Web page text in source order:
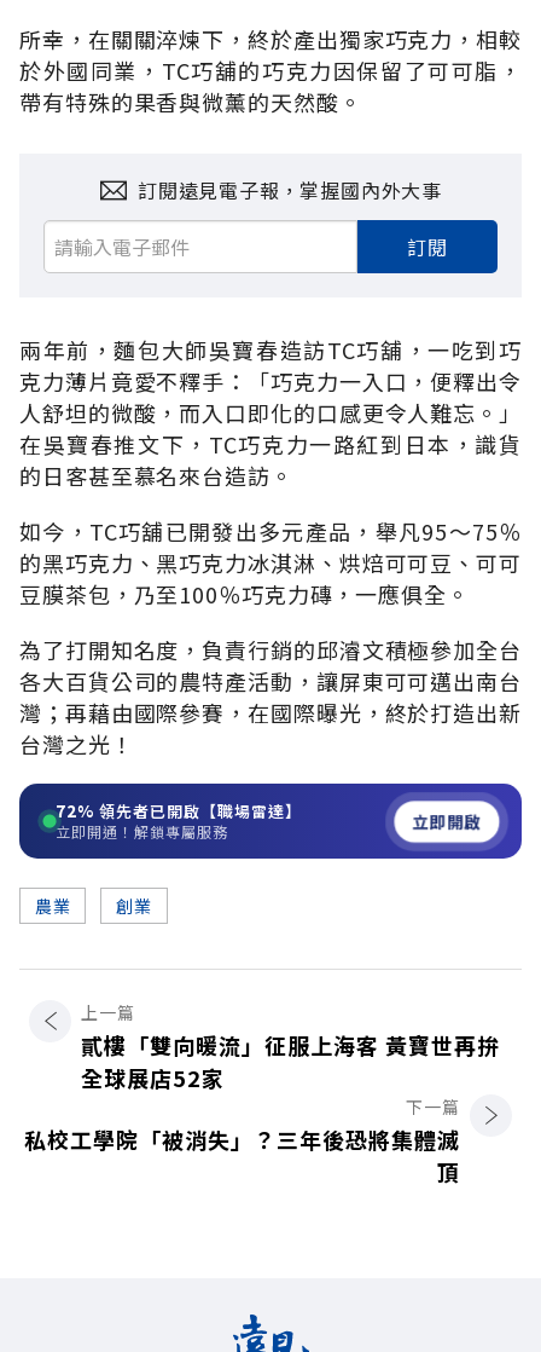
所幸，在關關淬煉下，終於產出獨家巧克力，相較
於外國同業，TC巧舖的巧克力因保留了可可脂，
帶有特殊的果香與微薰的天然酸。
訂閱遠見電子報，掌握國內外大事
訂閱
兩年前，麵包大師吳寶春造訪TC巧舖，一吃到巧
克力薄片竟愛不釋手：「巧克力一入口，便釋出令
人舒坦的微酸，而入口即化的口感更令人難忘。」
在吳寶春推文下，TC巧克力一路紅到日本，識貨
的日客甚至慕名來台造訪。
如今，TC巧舖已開發出多元產品，舉凡95～75％
的黑巧克力、黑巧克力冰淇淋、烘焙可可豆、可可
豆膜茶包，乃至100％巧克力磚，一應俱全。
為了打開知名度，負責行銷的邱濬文積極參加全台
各大百貨公司的農特產活動，讓屏東可可邁出南台
灣；再藉由國際參賽，在國際曝光，終於打造出新
台灣之光！
72% 領先者已開啟【職場雷達】
立即開通！解鎖專屬服務 立即開啟
農業 創業
上一篇
貳樓「雙向暖流」征服上海客 黃寶世再拚
全球展店52家
下一篇
私校工學院「被消失」？三年後恐將集體滅
頂